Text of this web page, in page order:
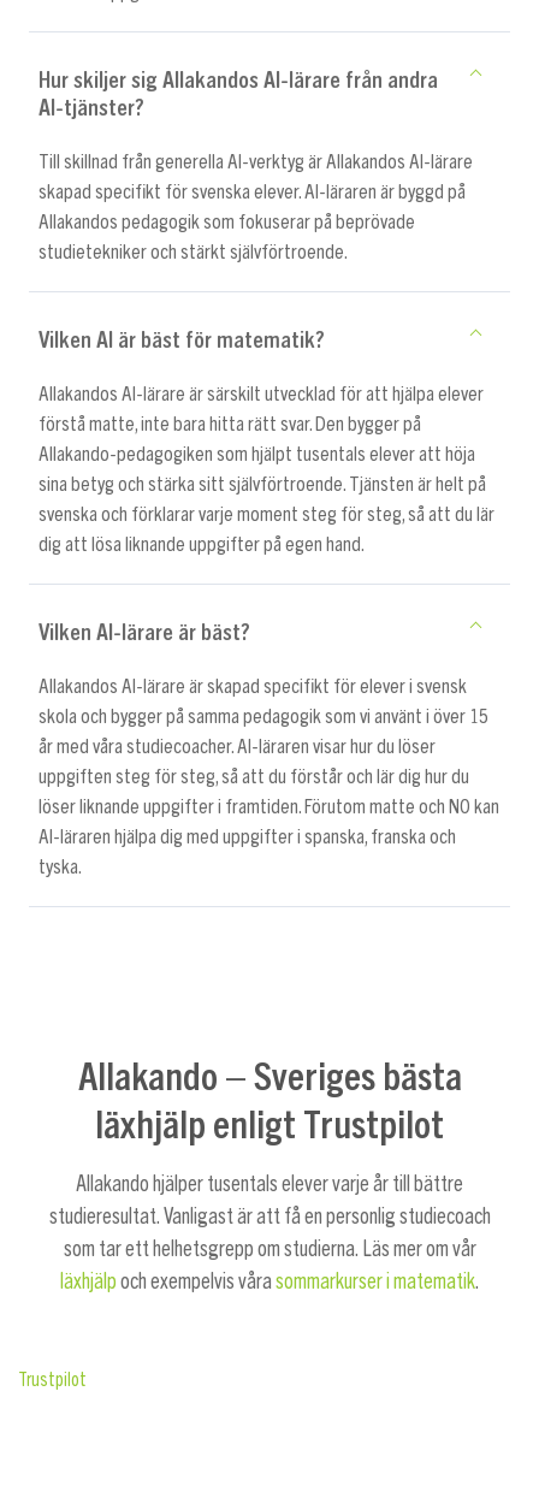
Hur skiljer sig Allakandos AI-lärare från andra
AI-tjänster?
Till skillnad från generella AI-verktyg är Allakandos AI-lärare
skapad specifikt för svenska elever. AI-läraren är byggd på
Allakandos pedagogik som fokuserar på beprövade
studietekniker och stärkt självförtroende.
Vilken AI är bäst för matematik?
Allakandos AI-lärare är särskilt utvecklad för att hjälpa elever
förstå matte, inte bara hitta rätt svar. Den bygger på
Allakando-pedagogiken som hjälpt tusentals elever att höja
sina betyg och stärka sitt självförtroende. Tjänsten är helt på
svenska och förklarar varje moment steg för steg, så att du lär
dig att lösa liknande uppgifter på egen hand.
Vilken AI-lärare är bäst?
Allakandos AI-lärare är skapad specifikt för elever i svensk
skola och bygger på samma pedagogik som vi använt i över 15
år med våra studiecoacher. AI-läraren visar hur du löser
uppgiften steg för steg, så att du förstår och lär dig hur du
löser liknande uppgifter i framtiden. Förutom matte och NO kan
AI-läraren hjälpa dig med uppgifter i spanska, franska och
tyska.
Allakando – Sveriges bästa
läxhjälp enligt Trustpilot
Allakando hjälper tusentals elever varje år till bättre
studieresultat. Vanligast är att få en personlig studiecoach
som tar ett helhetsgrepp om studierna. Läs mer om vår
läxhjälp och exempelvis våra sommarkurser i matematik.
Trustpilot